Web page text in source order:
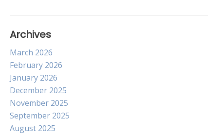
Archives
March 2026
February 2026
January 2026
December 2025
November 2025
September 2025
August 2025